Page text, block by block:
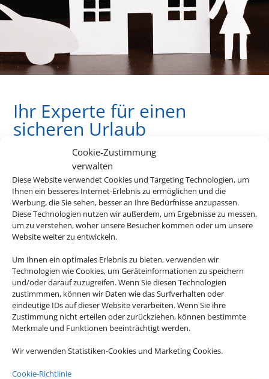
Cookie-Zustimmung
verwalten
Diese Website verwendet Cookies und Targeting Technologien, um
Ihnen ein besseres Internet-Erlebnis zu ermöglichen und die
Werbung, die Sie sehen, besser an Ihre Bedürfnisse anzupassen.
Diese Technologien nutzen wir außerdem, um Ergebnisse zu messen,
um zu verstehen, woher unsere Besucher kommen oder um unsere
Website weiter zu entwickeln.
Um Ihnen ein optimales Erlebnis zu bieten, verwenden wir
Technologien wie Cookies, um Geräteinformationen zu speichern
und/oder darauf zuzugreifen. Wenn Sie diesen Technologien
zustimmmen, können wir Daten wie das Surfverhalten oder
eindeutige IDs auf dieser Website verarbeiten. Wenn Sie ihre
Zustimmung nicht erteilen oder zurückziehen, können bestimmte
Merkmale und Funktionen beeinträchtigt werden.
Wir verwenden Statistiken-Cookies und Marketing Cookies.
Cookie-Richtlinie
Ihr Experte für einen
sicheren Urlaub
Egal ob vor oder während der Reise, leider kann es immer
Gründe geben, warum man von einer Reise zurücktreten
oder sie abbrechen muss. Bei uns finden Sie die passenden
Versicherungen für jede Eventualität.
Für eine detaillierte Beratung zu Ihrer Versicherung,
Z
Gepäck
Sichern Sie Ihr Gepäck auch über den Standardwert der